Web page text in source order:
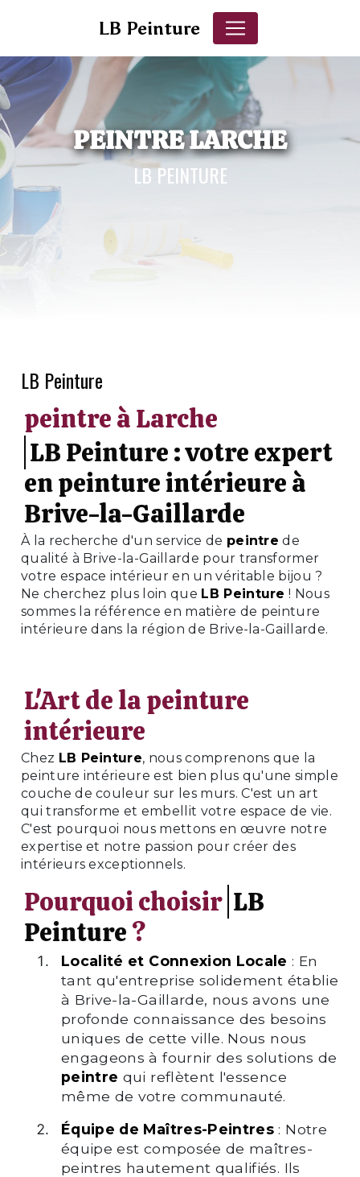
LB Peinture
PEINTRE LARCHE
LB PEINTURE
LB Peinture
peintre à Larche
LB Peinture : votre expert
en peinture intérieure à
Brive-la-Gaillarde
À la recherche d'un service de peintre de
qualité à Brive-la-Gaillarde pour transformer
votre espace intérieur en un véritable bijou ?
Ne cherchez plus loin que LB Peinture ! Nous
sommes la référence en matière de peinture
intérieure dans la région de Brive-la-Gaillarde.
L'Art de la peinture
intérieure
Chez LB Peinture, nous comprenons que la
peinture intérieure est bien plus qu'une simple
couche de couleur sur les murs. C'est un art
qui transforme et embellit votre espace de vie.
C'est pourquoi nous mettons en œuvre notre
expertise et notre passion pour créer des
intérieurs exceptionnels.
Pourquoi choisir LB
Peinture?
Localité et Connexion Locale : En
tant qu'entreprise solidement établie
à Brive-la-Gaillarde, nous avons une
profonde connaissance des besoins
uniques de cette ville. Nous nous
engageons à fournir des solutions de
peintre qui reflètent l'essence
même de votre communauté.
Équipe de Maîtres-Peintres : Notre
équipe est composée de maîtres-
peintres hautement qualifiés. Ils